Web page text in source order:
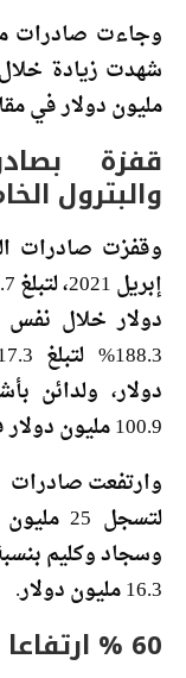
وجاءت صادرات
مليون دولار في مقابل 56.9 مليون
قفزة
والبترول
100.9 مليون دولار في مقابل 46.2 مليون دولار.
16.3 مليون دولار.
60 % ارتفاعا بصادرات الفواكة الطازجة